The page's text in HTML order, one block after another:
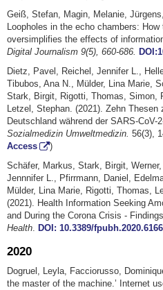
Geiß, Stefan, Magin, Melanie,
Loopholes in the echo chambers:
oversimplifies the effects of
Digital Journalism 9(5), 660-686.
Dietz, Pavel, Reichel, Jennifer L.,
Tibubos, Ana N., Mülder, Lina Marie,
Stark, Birgit, Rigotti, Thomas, Simon,
Letzel, Stephan. (2021). Zehn
Deutschland während der SARS-CoV-
Sozialmedizin Umweltmedizin. 56(3),
Access
)
Schäfer, Markus, Stark, Birgit,
Jennnifer L., Pfirrmann, Daniel,
Mülder, Lina Marie, Rigotti, Thomas,
(2021). Health Information Seeking
and During the Corona Crisis -
Health
DOI: 10.3389/
2020
Dogruel, Leyla, Facciorusso,
the master of the machine.’ Internet